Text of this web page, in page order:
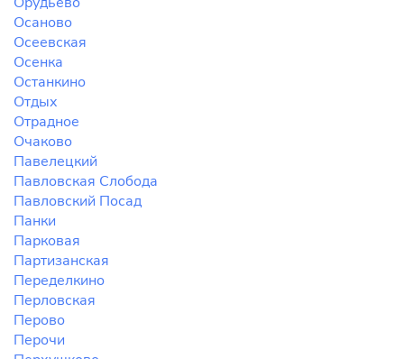
Осаново
Осеевская
Осенка
Останкино
Отдых
Отрадное
Очаково
Павелецкий
Павловская Слобода
Павловский Посад
Панки
Парковая
Партизанская
Переделкино
Перловская
Перово
Перочи